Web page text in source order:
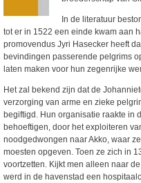
In de literatuur
tot er in 1522 een einde kwam aan
promovendus Jyri Hasecker heeft
bevindingen passerende pelgrims
laten maken voor hun zegenrijke
Het zal bekend zijn dat de
verzorging van arme en zieke
begiftigd. Hun organisatie raakte in
behoeftigen, door het exploiteren
noodgedwongen naar Akko, waar
moesten opgeven. Toen ze zich in
voortzetten. Kijkt men alleen naar
werd in de havenstad een